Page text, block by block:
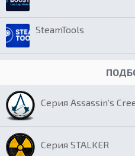
SteamTools
Серия Assassin’s
Серия STALKER